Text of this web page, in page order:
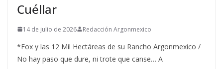
Cuéllar
14 de julio de 2026 Redacción Argonmexico
*Fox y las 12 Mil Hectáreas de su Rancho Argonmexico /
No hay paso que dure, ni trote que canse… A